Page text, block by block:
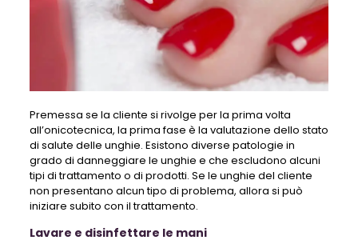
Premessa se la cliente si rivolge per la prima volta
all’onicotecnica, la prima fase è la valutazione dello stato
di salute delle unghie. Esistono diverse patologie in
grado di danneggiare le unghie e che escludono alcuni
tipi di trattamento o di prodotti. Se le unghie del cliente
non presentano alcun tipo di problema, allora si può
iniziare subito con il trattamento.
Lavare e disinfettare le mani